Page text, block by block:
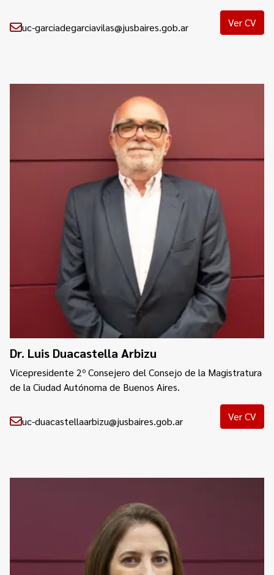
uc-garciadegarciavilas@jusbaires.gob.ar Ver CV
Dr. Luis Duacastella Arbizu
Vicepresidente 2º Consejero del Consejo de la Magistratura
de la Ciudad Autónoma de Buenos Aires.
uc-duacastellaarbizu@jusbaires.gob.ar Ver CV